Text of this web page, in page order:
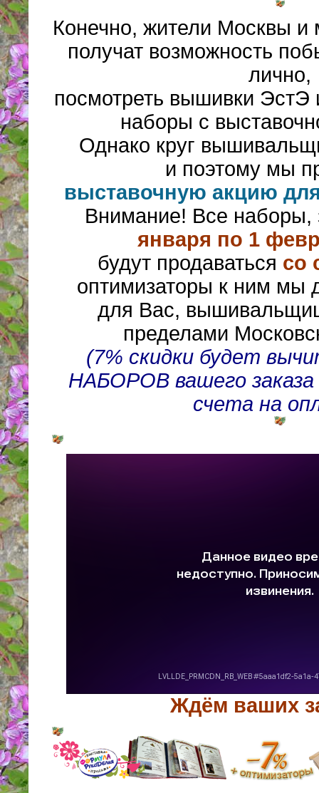
Конечно, жители Москвы и
получат возможность
лично,
посмотреть вышивки ЭстЭ
наборы с
Однако круг
и поэтому мы
выставочную акцию
Внимание! Все наборы,
января по 1
будут продаваться со
оптимизаторы к ним мы
для Вас,
пределами
(7% скидки будет
НАБОРОВ вашего заказа
счета на
Ждём ваших